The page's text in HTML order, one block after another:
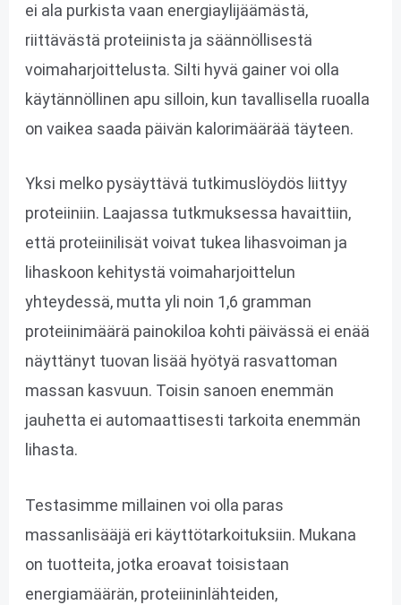
ei ala purkista vaan energiaylijäämästä,
riittävästä proteiinista ja säännöllisestä
voimaharjoittelusta. Silti hyvä gainer voi olla
käytännöllinen apu silloin, kun tavallisella ruoalla
on vaikea saada päivän kalorimäärää täyteen.
Yksi melko pysäyttävä tutkimuslöydös liittyy
proteiiniin. Laajassa tutkmuksessa havaittiin,
että proteiinilisät voivat tukea lihasvoiman ja
lihaskoon kehitystä voimaharjoittelun
yhteydessä, mutta yli noin 1,6 gramman
proteiinimäärä painokiloa kohti päivässä ei enää
näyttänyt tuovan lisää hyötyä rasvattoman
massan kasvuun. Toisin sanoen enemmän
jauhetta ei automaattisesti tarkoita enemmän
lihasta.
Testasimme millainen voi olla paras
massanlisääjä eri käyttötarkoituksiin. Mukana
on tuotteita, jotka eroavat toisistaan
energiamäärän, proteiininlähteiden,